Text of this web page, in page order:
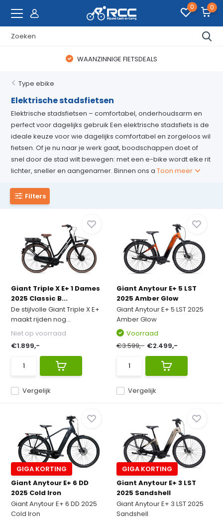
0 0
WAANZINNIGE FIETSDEALS
Type ebike
Elektrische stadsfietsen
Elektrische stadsfietsen – comfortabel, onderhoudsarm en
perfect voor dagelijks gebruik Een elektrische stadsfiets is de
ideale keuze voor wie dagelijks comfortabel en zorgeloos wil
fietsen. Of je nu naar je werk gaat, boodschappen doet of
snel door de stad wilt bewegen: met een e-bike wordt elke rit
lichter, sneller en aangenamer. Binnen ons aToon meer
Filters
Giant Triple X E+ 1 Dames
2025 Classic B...
De stijlvolle Giant Triple X E+
maakt rijden nog...
Vergelijk
Niet op voorraad
€1.899,-
Giant Anytour E+ 5 LST
2025 Amber Glow
Giant Anytour E+ 5 LST 2025
Amber Glow
Vergelijk
Voorraad
€3.599,- €2.499,-
GIGA KORTING
Giant Anytour E+ 6 DD
2025 Cold Iron
Giant Anytour E+ 6 DD 2025
Cold Iron
GIGA KORTING
Giant Anytour E+ 3 LST
2025 Sandshell
Giant Anytour E+ 3 LST 2025
Sandshell